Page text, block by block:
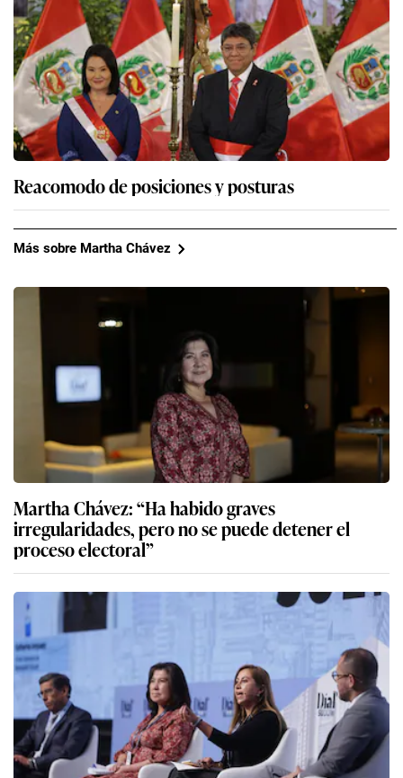
Reacomodo de posiciones y posturas
Más sobre Martha Chávez
Martha Chávez: “Ha habido graves
irregularidades, pero no se puede detener el
proceso electoral”